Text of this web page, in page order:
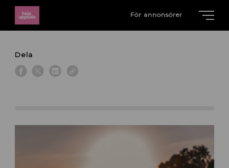
För annonsörer
Dela